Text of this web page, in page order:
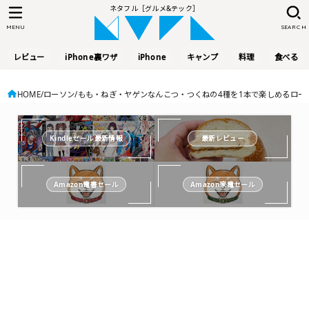
ネタフル［グルメ&テック］
レビュー iPhone裏ワザ iPhone キャンプ 料理 食べる
SEARCH
MENU
HOME ローソン もも・ねぎ・ヤゲンなんこつ・つくねの4種を1本で楽しめるロ
Kindleセール最新情報 最新レビュー
Amazon電書セール Amazon家電セール